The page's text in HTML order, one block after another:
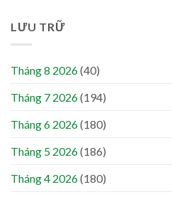
LƯU TRỮ
Tháng 8 2026(40)
Tháng 7 2026(194)
Tháng 6 2026(180)
Tháng 5 2026(186)
Tháng 4 2026(180)